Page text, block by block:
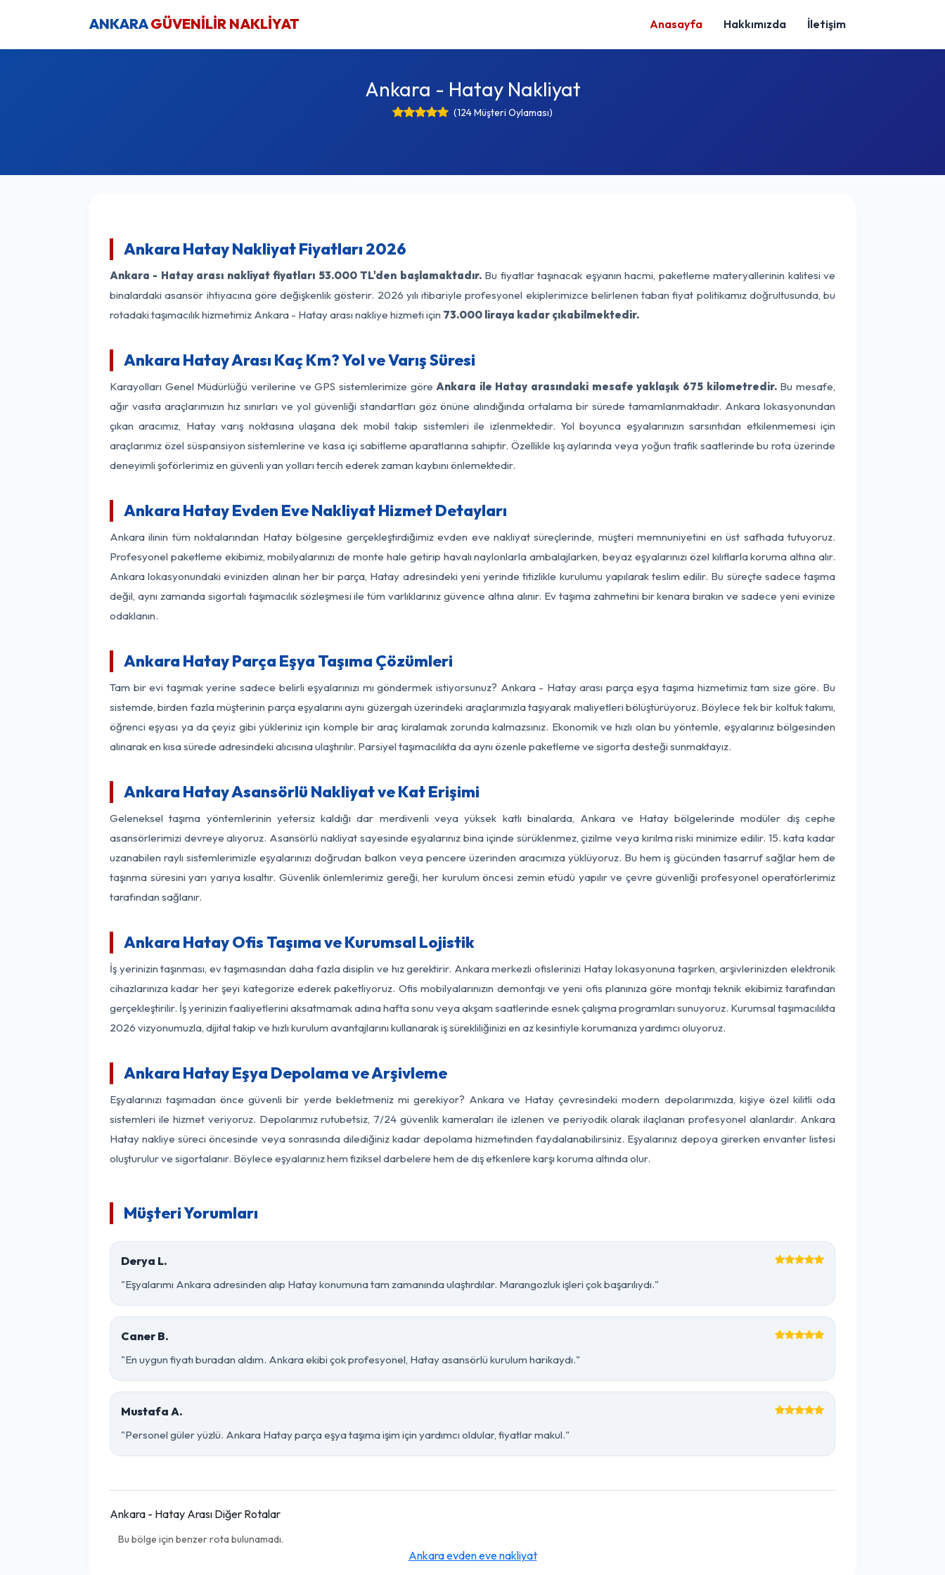
ANKARAGÜVENİLİR NAKLİYAT Anasayfa Hakkımızda İletişim
Ankara - Hatay Nakliyat
(124 Müşteri Oylaması)
Ankara Hatay Nakliyat Fiyatları 2026
Ankara - Hatay arası nakliyat fiyatları 53.000 TL'den başlamaktadır.Bu fiyatlar taşınacak eşyanın hacmi, paketleme materyallerinin kalitesi ve
binalardaki asansör ihtiyacına göre değişkenlik gösterir. 2026 yılı itibariyle profesyonel ekiplerimizce belirlenen taban fiyat politikamız doğrultusunda, bu
rotadaki taşımacılık hizmetimiz Ankara - Hatay arası nakliye hizmeti için 73.000 liraya kadar çıkabilmektedir.
Ankara Hatay Arası Kaç Km? Yol ve Varış Süresi
Karayolları Genel Müdürlüğü verilerine ve GPS sistemlerimize göreAnkara ile Hatay arasındaki mesafe yaklaşık 675 kilometredir.Bu mesafe,
ağır vasıta araçlarımızın hız sınırları ve yol güvenliği standartları göz önüne alındığında ortalama bir sürede tamamlanmaktadır. Ankara lokasyonundan
çıkan aracımız, Hatay varış noktasına ulaşana dek mobil takip sistemleri ile izlenmektedir. Yol boyunca eşyalarınızın sarsıntıdan etkilenmemesi için
araçlarımız özel süspansiyon sistemlerine ve kasa içi sabitleme aparatlarına sahiptir. Özellikle kış aylarında veya yoğun trafik saatlerinde bu rota üzerinde
deneyimli şoförlerimiz en güvenli yan yolları tercih ederek zaman kaybını önlemektedir.
Ankara Hatay Evden Eve Nakliyat Hizmet Detayları
Ankara ilinin tüm noktalarından Hatay bölgesine gerçekleştirdiğimiz evden eve nakliyat süreçlerinde, müşteri memnuniyetini en üst safhada tutuyoruz.
Profesyonel paketleme ekibimiz, mobilyalarınızı de monte hale getirip havalı naylonlarla ambalajlarken, beyaz eşyalarınızı özel kılıflarla koruma altına alır.
Ankara lokasyonundaki evinizden alınan her bir parça, Hatay adresindeki yeni yerinde titizlikle kurulumu yapılarak teslim edilir. Bu süreçte sadece taşıma
değil, aynı zamanda sigortalı taşımacılık sözleşmesi ile tüm varlıklarınız güvence altına alınır. Ev taşıma zahmetini bir kenara bırakın ve sadece yeni evinize
odaklanın.
Ankara Hatay Parça Eşya Taşıma Çözümleri
Tam bir evi taşımak yerine sadece belirli eşyalarınızı mı göndermek istiyorsunuz? Ankara - Hatay arası parça eşya taşıma hizmetimiz tam size göre. Bu
sistemde, birden fazla müşterinin parça eşyalarını aynı güzergah üzerindeki araçlarımızla taşıyarak maliyetleri bölüştürüyoruz. Böylece tek bir koltuk takımı,
öğrenci eşyası ya da çeyiz gibi yükleriniz için komple bir araç kiralamak zorunda kalmazsınız. Ekonomik ve hızlı olan bu yöntemle, eşyalarınız bölgesinden
alınarak en kısa sürede adresindeki alıcısına ulaştırılır. Parsiyel taşımacılıkta da aynı özenle paketleme ve sigorta desteği sunmaktayız.
Ankara Hatay Asansörlü Nakliyat ve Kat Erişimi
Geleneksel taşıma yöntemlerinin yetersiz kaldığı dar merdivenli veya yüksek katlı binalarda, Ankara ve Hatay bölgelerinde modüler dış cephe
asansörlerimizi devreye alıyoruz. Asansörlü nakliyat sayesinde eşyalarınız bina içinde sürüklenmez, çizilme veya kırılma riski minimize edilir. 15. kata kadar
uzanabilen raylı sistemlerimizle eşyalarınızı doğrudan balkon veya pencere üzerinden aracımıza yüklüyoruz. Bu hem iş gücünden tasarruf sağlar hem de
taşınma süresini yarı yarıya kısaltır. Güvenlik önlemlerimiz gereği, her kurulum öncesi zemin etüdü yapılır ve çevre güvenliği profesyonel operatörlerimiz
tarafından sağlanır.
Ankara Hatay Ofis Taşıma ve Kurumsal Lojistik
İş yerinizin taşınması, ev taşımasından daha fazla disiplin ve hız gerektirir. Ankara merkezli ofislerinizi Hatay lokasyonuna taşırken, arşivlerinizden elektronik
cihazlarınıza kadar her şeyi kategorize ederek paketliyoruz. Ofis mobilyalarınızın demontajı ve yeni ofis planınıza göre montajı teknik ekibimiz tarafından
gerçekleştirilir. İş yerinizin faaliyetlerini aksatmamak adına hafta sonu veya akşam saatlerinde esnek çalışma programları sunuyoruz. Kurumsal taşımacılıkta
2026 vizyonumuzla, dijital takip ve hızlı kurulum avantajlarını kullanarak iş sürekliliğinizi en az kesintiyle korumanıza yardımcı oluyoruz.
Ankara Hatay Eşya Depolama ve Arşivleme
Eşyalarınızı taşımadan önce güvenli bir yerde bekletmeniz mi gerekiyor? Ankara ve Hatay çevresindeki modern depolarımızda, kişiye özel kilitli oda
sistemleri ile hizmet veriyoruz. Depolarımız rutubetsiz, 7/24 güvenlik kameraları ile izlenen ve periyodik olarak ilaçlanan profesyonel alanlardır. Ankara
Hatay nakliye süreci öncesinde veya sonrasında dilediğiniz kadar depolama hizmetinden faydalanabilirsiniz. Eşyalarınız depoya girerken envanter listesi
oluşturulur ve sigortalanır. Böylece eşyalarınız hem fiziksel darbelere hem de dış etkenlere karşı koruma altında olur.
Müşteri Yorumları
Derya L.
"Eşyalarımı Ankara adresinden alıp Hatay konumuna tam zamanında ulaştırdılar. Marangozluk işleri çok başarılıydı."
Caner B.
"En uygun fiyatı buradan aldım. Ankara ekibi çok profesyonel, Hatay asansörlü kurulum harikaydı."
Mustafa A.
"Personel güler yüzlü. Ankara Hatay parça eşya taşıma işim için yardımcı oldular, fiyatlar makul."
Ankara - Hatay Arası Diğer Rotalar
Bu bölge için benzer rota bulunamadı.
Ankara evden eve nakliyat